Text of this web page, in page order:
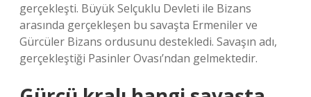
gerçekleşti. Büyük Selçuklu Devleti ile Bizans
arasında gerçekleşen bu savaşta Ermeniler ve
Gürcüler Bizans ordusunu destekledi. Savaşın adı,
gerçekleştiği Pasinler Ovası’ndan gelmektedir.